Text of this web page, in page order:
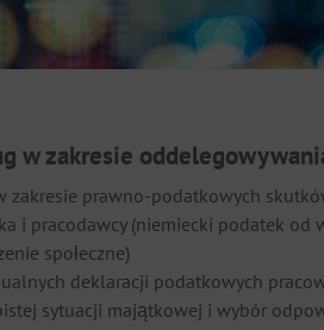
w zakresie
zakresie prawno-podatkowych
i pracodawcy (niemiecki podatek od
społeczne)
deklaracji podatkowych
sytuacji majątkowej i wybór